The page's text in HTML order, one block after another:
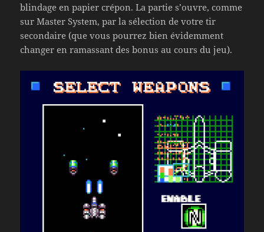
blindage en papier crépon. La partie s’ouvre, comme
sur Master System, par la sélection de votre tir
secondaire (que vous pourrez bien évidemment
changer en ramassant des bonus au cours du jeu).